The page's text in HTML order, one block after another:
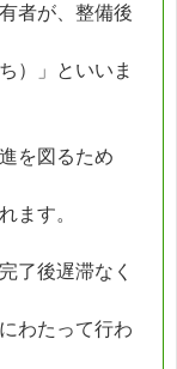
者が、整備後
）」といいま
を図るため
ます。
了後遅滞なく
わたって行わ